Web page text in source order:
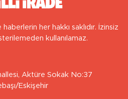
her hakkı saklıdır. İzinsiz
kullanılamaz.
Aktüre Sokak No:37
Eskişehir